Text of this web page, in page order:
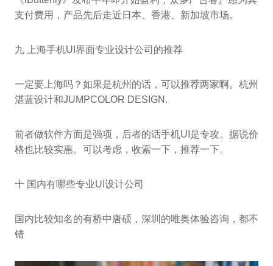
支付费用，产品先后走近日本、香港、新加坡市场。
九 上海手机UI界面专业设计公司的推荐
一定要上海吗？如果是杭州的话，可以推荐两家啊。杭州
湛蓝设计和JUMPCOLOR DESIGN.
前者做软件方面是强项，后者的话手机UI是专攻。据说价
格也比较实惠。可以考虑，收索一下，推荐一下。
十 国内有哪些专业UI设计公司
国内比较知名的有桥中唐硕，深圳的唯奥体验咨询，都不
错